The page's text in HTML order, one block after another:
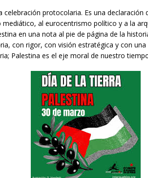
celebración protocolaria. Es una declaración
al eurocentrismo político y a la
en una nota al pie de página de la
con rigor, con visión estratégica y con una
Palestina es el eje moral de nuestro